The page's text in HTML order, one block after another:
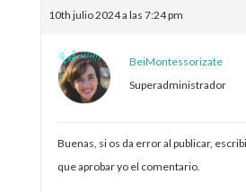
10th julio 2024 a las 7:24 pm
BeiMontessorizate
Superadministrador
Buenas, si os da error al publicar,
que aprobar yo el comentario.